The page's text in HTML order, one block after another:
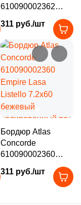
610090002362
Empire Silver Root
Listello 7.2x60
серый
полированный под
камень
311 руб./шт
Бордюр Atlas
Concorde
610090002360
Listello 7.2x60
311 руб./шт